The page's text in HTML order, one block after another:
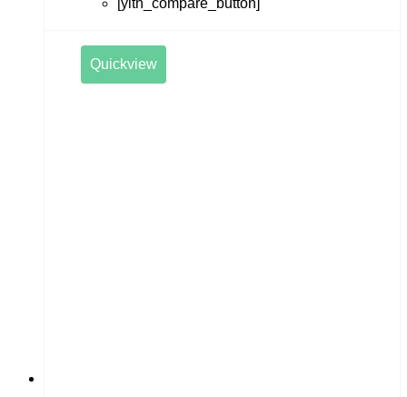
[yith_compare_button]
Quickview